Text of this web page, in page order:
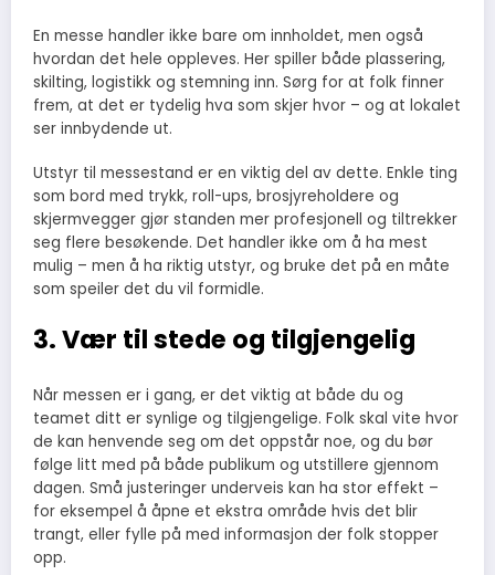
En messe handler ikke bare om innholdet, men også
hvordan det hele oppleves. Her spiller både plassering,
skilting, logistikk og stemning inn. Sørg for at folk finner
frem, at det er tydelig hva som skjer hvor – og at lokalet
ser innbydende ut.
Utstyr til messestand er en viktig del av dette. Enkle ting
som bord med trykk, roll-ups, brosjyreholdere og
skjermvegger gjør standen mer profesjonell og tiltrekker
seg flere besøkende. Det handler ikke om å ha mest
mulig – men å ha riktig utstyr, og bruke det på en måte
som speiler det du vil formidle.
3. Vær til stede og tilgjengelig
Når messen er i gang, er det viktig at både du og
teamet ditt er synlige og tilgjengelige. Folk skal vite hvor
de kan henvende seg om det oppstår noe, og du bør
følge litt med på både publikum og utstillere gjennom
dagen. Små justeringer underveis kan ha stor effekt –
for eksempel å åpne et ekstra område hvis det blir
trangt, eller fylle på med informasjon der folk stopper
opp.